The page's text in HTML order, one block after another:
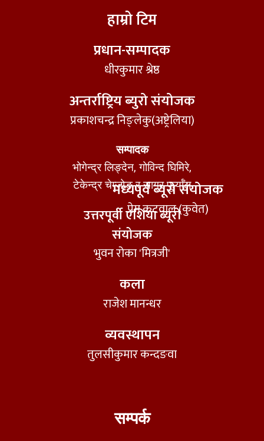
हाम्रो टिम
प्रधान-सम्पादक
धीरकुमार श्रेष्ठ
अन्तर्राष्ट्रिय ब्युरो संयोजक
प्रकाशचन्द्र निङ्लेकु(अष्ट्रेलिया)
सम्पादक
भोगेन्द्र लिङ्देन, गोविन्द घिमिरे,
टेकेन्द्र चेम्जोङ र सागर फुर्याँल
उत्तरपूर्वी एशिया ब्यूरो
संयोजक
भुवन रोका 'मित्रजी'
कला
राजेश मानन्धर
व्यवस्थापन
तुलसीकुमार कन्दङवा
मध्यपूर्व ब्यूरो संयोजक
प्रेम कटवाल (कुवेत)
सम्पर्क​